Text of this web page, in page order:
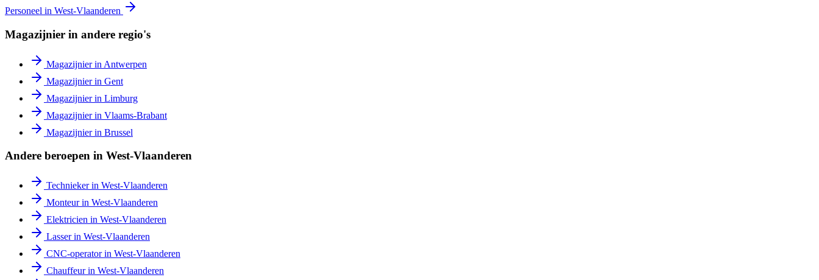
Personeel in West-Vlaanderen
Magazijnier in andere regio's
Magazijnierin Antwerpen
Magazijnierin Gent
Magazijnierin Limburg
Magazijnierin Vlaams-Brabant
Magazijnierin Brussel
Andere beroepen in West-Vlaanderen
Techniekerin West-Vlaanderen
Monteurin West-Vlaanderen
Elektricien in West-Vlaanderen
Lasserin West-Vlaanderen
CNC-operatorin West-Vlaanderen
Chauffeurin West-Vlaanderen